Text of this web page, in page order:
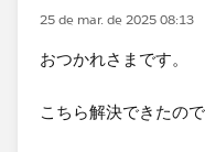
ものです。
なります。
25 de mar. de 2025 08:13
おつかれさまです。
こちら解決できたので